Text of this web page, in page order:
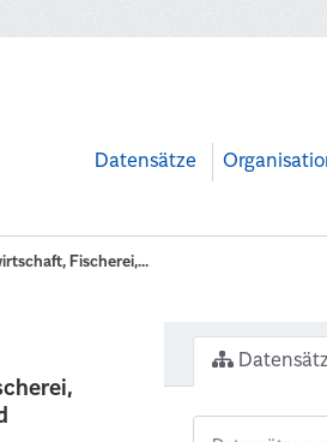
Datensätze
Fischerei,...